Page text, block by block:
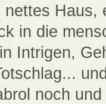
nettes Haus,
in die
Intrigen,
noch